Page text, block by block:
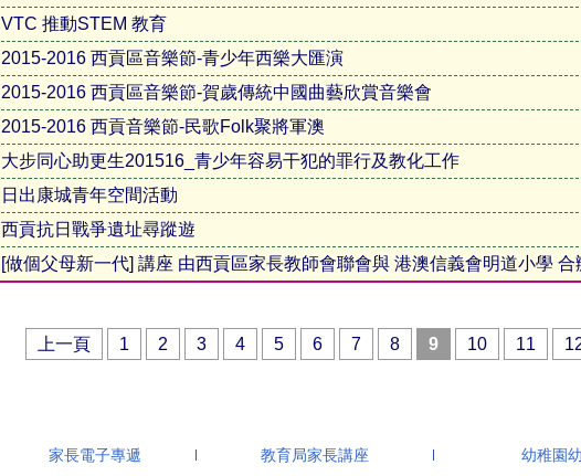
VTC 推動STEM 教育
2015-2016 西貢區音樂節-青少年西樂大匯演
2015-2016 西貢區音樂節-賀歲傳統中國曲藝欣賞音樂會
2015-2016 西貢音樂節-民歌Folk聚將軍澳
大步同心助更生201516_青少年容易干犯的罪行及教化工作
日出康城青年空間活動
西貢抗日戰爭遺址尋蹤遊
[做個父母新一代] 講座 由西貢區家長教師會聯會與 港澳信義會明道小學 合
上一頁 1 2 3 4 5 6 7 8 9 10 11
家長電子專遞 教育局家長講座 幼稚園